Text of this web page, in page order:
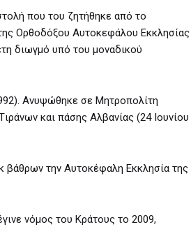
που του ζητήθηκε από το
Oρθοδόξου Aυτοκεφάλου Eκκλησίας
διωγμό υπό του μοναδικού
Ανυψώθηκε σε Μητροπολίτη
και πάσης Αλβανίας (24 Ιουνίου
βάθρων την Αυτοκέφαλη Eκκλησία της
νόμος του Κράτους το 2009,